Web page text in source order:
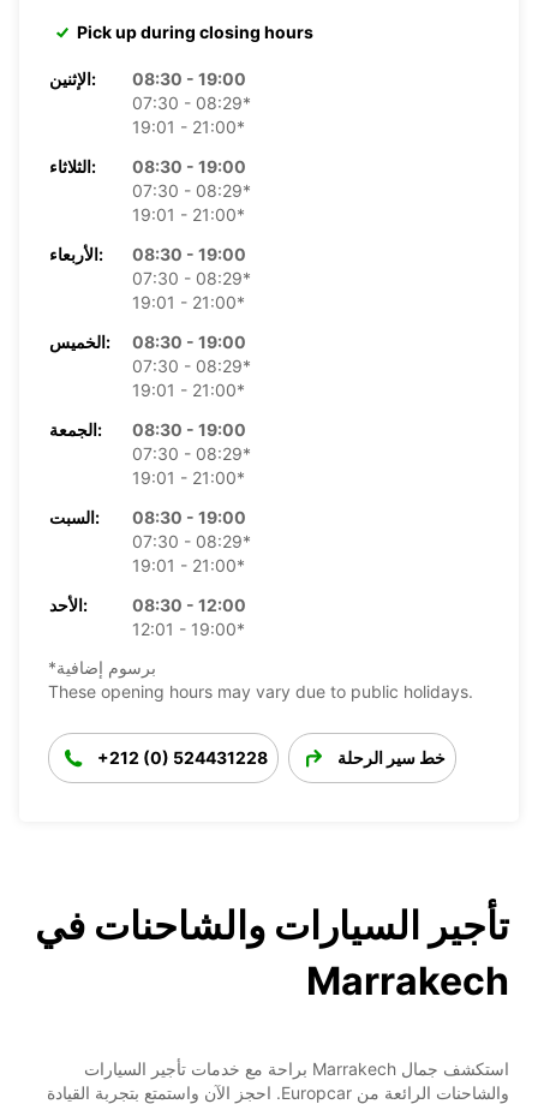
Pick up during closing hours
الإثنين:
08:30 - 19:00
07:30 - 08:29*
19:01 - 21:00*
الثلاثاء:
08:30 - 19:00
07:30 - 08:29*
19:01 - 21:00*
الأربعاء:
08:30 - 19:00
07:30 - 08:29*
19:01 - 21:00*
الخميس:
08:30 - 19:00
07:30 - 08:29*
19:01 - 21:00*
الجمعة:
08:30 - 19:00
07:30 - 08:29*
19:01 - 21:00*
السبت:
08:30 - 19:00
07:30 - 08:29*
19:01 - 21:00*
الأحد:
08:30 - 12:00
12:01 - 19:00*
*برسوم إضافية
These opening hours may vary due to public holidays.
+212 (0) 524431228 خط سير الرحلة
تأجير السيارات والشاحنات في
Marrakech
استكشف جمال Marrakech براحة مع خدمات تأجير السيارات
والشاحنات الرائعة من Europcar. احجز الآن واستمتع بتجربة القيادة